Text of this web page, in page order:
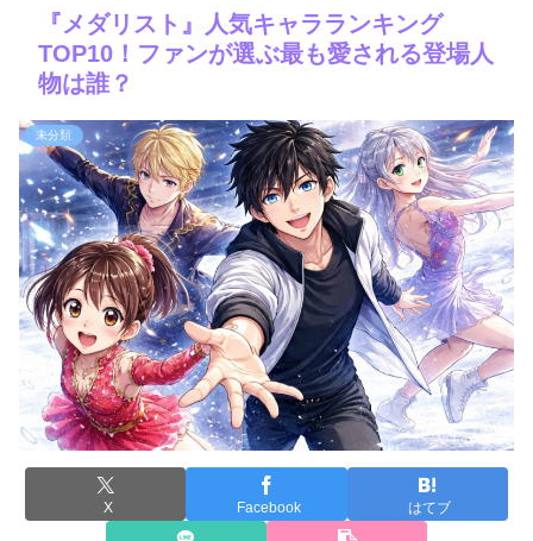
『メダリスト』人気キャラランキング
TOP10！ファンが選ぶ最も愛される登場人
物は誰？
未分類
X Facebook はてブ